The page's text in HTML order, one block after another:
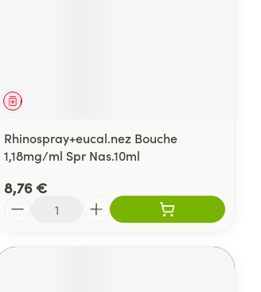
Médicament
Rhinospray+eucal.nez Bouche
1,18mg/ml Spr Nas.10ml
8,76 €